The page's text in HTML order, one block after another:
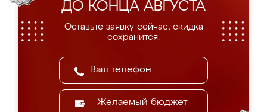
ДО КОНЦА АВГУСТА
Оставьте заявку сейчас, скидка
сохранится.
Желаемый бюджет